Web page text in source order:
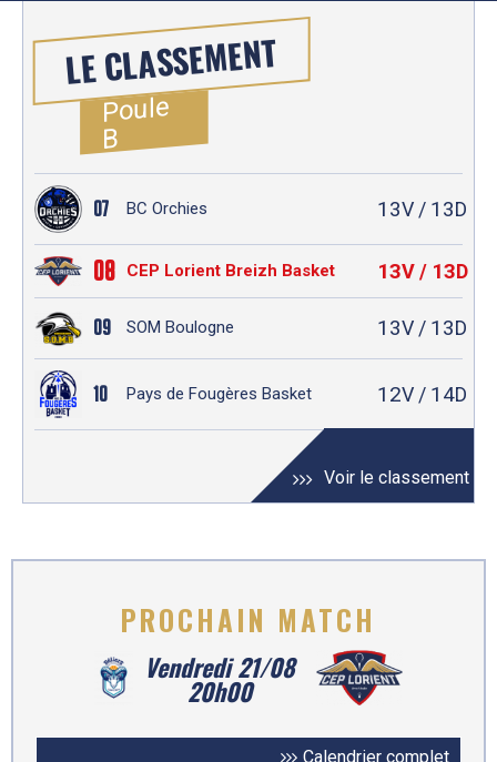
LE CLASSEMENT
Poule
B
07 BC Orchies 13V / 13D
08 CEP Lorient Breizh Basket 13V / 13D
09 SOM Boulogne 13V / 13D
10 Pays de Fougères Basket 12V / 14D
Voir le classement
Vendredi 21/08
20h00
PROCHAIN MATCH
Calendrier complet